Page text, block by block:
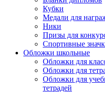
Кубки
Медали для
Ники
Призы для
Спортивные
Обложки школьные
Обложки для
Обложки для
Обложки для
тетрадей